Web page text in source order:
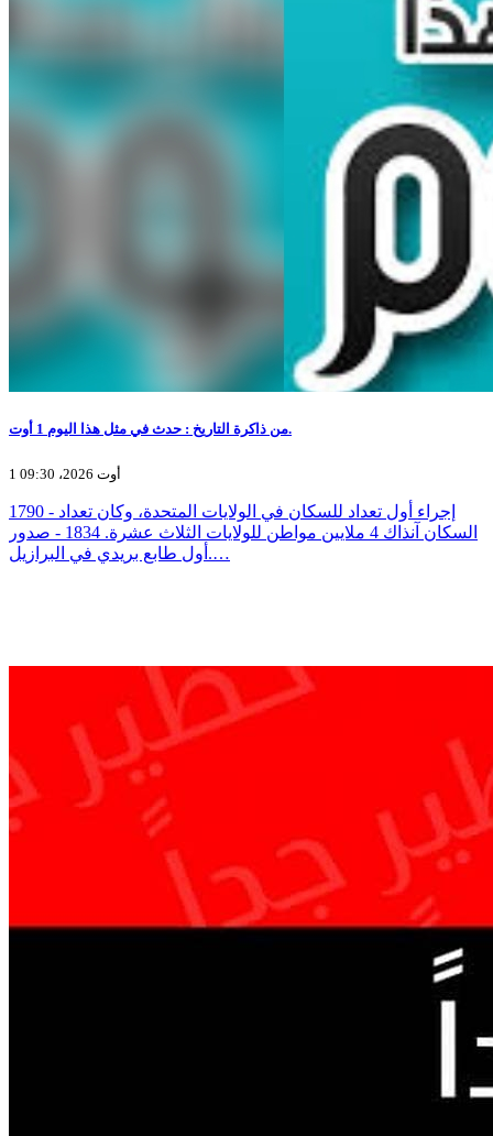
من ذاكرة التاريخ : حدث في مثل هذا اليوم 1 أوت.
1 أوت 2026، 09:30
1790 - إجراء أول تعداد للسكان في الولايات المتحدة، وكان تعداد
السكان آنذاك 4 ملايين مواطن للولايات الثلاث عشرة. 1834 - صدور
أول طابع بريدي في البرازيل.…